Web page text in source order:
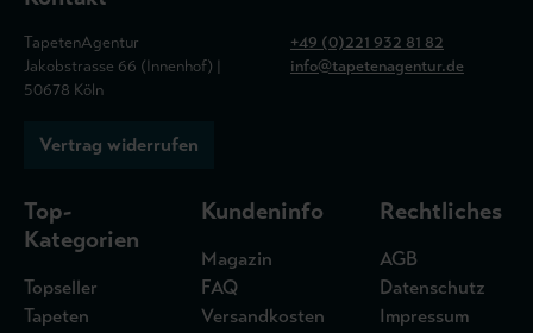
TapetenAgentur
Jakobstrasse 66 (Innenhof) |
50678 Köln
+49 (0)221 932 81 82
info@tapetenagentur.de
Vertrag widerrufen
Top-
Kategorien
Topseller
Tapeten
Kundeninfo
Magazin
FAQ
Versandkosten
Rechtliches
AGB
Datenschutz
Impressum